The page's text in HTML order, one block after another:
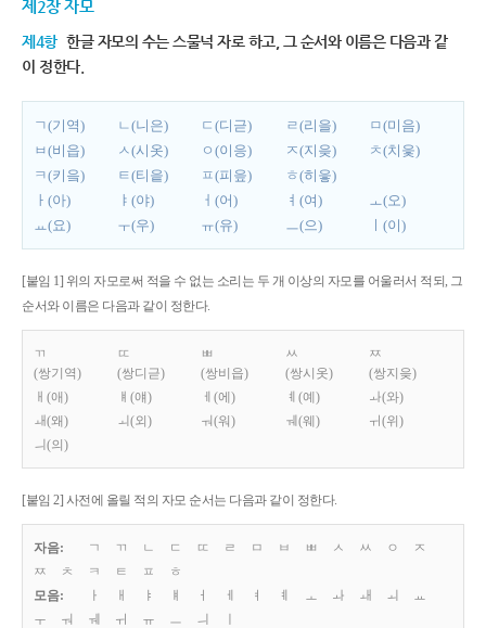
제2장 자모
제4항 한글 자모의 수는 스물넉 자로 하고, 그 순서와 이름은 다음과 같
이 정한다.
ㄱ(기역) ㄴ(니은) ㄷ(디귿) ㄹ(리을)
ㅁ(미음)
ㅂ(비읍)
ㅅ(시옷) ㅇ(이응) ㅈ(지읒)
ㅊ(치읓)
ㅋ(키읔)
ㅌ(티읕) ㅍ(피읖)
ㅎ(히읗)
ㅏ(아)
ㅑ(야) ㅓ(어) ㅕ(여)
ㅗ(오)
ㅛ(요)
ㅜ(우) ㅠ(유) ㅡ(으) ㅣ(이)
[붙임 1] 위의 자모로써 적을 수 없는 소리는 두 개 이상의 자모를 어울러서 적되, 그
순서와 이름은 다음과 같이 정한다.
ㄲ
(쌍기역)
ㄸ
(쌍디귿)
ㅃ
(쌍비읍)
ㅆ
(쌍시옷)
ㅉ
(쌍지읒)
ㅐ(애)
ㅒ(얘) ㅔ(에) ㅖ(예)
ㅘ(와)
ㅙ(왜)
ㅚ(외) ㅝ(워) ㅞ(웨)
ㅟ(위)
ㅢ(의)
[붙임 2] 사전에 올릴 적의 자모 순서는 다음과 같이 정한다.
자음: ㄱ ㄲ ㄴ ㄷ ㄸ ㄹ ㅁ ㅂ ㅃ ㅅ ㅆ ㅇ
ㅈ
ㅉ
ㅊ ㅋ ㅌ ㅍ
ㅎ
모음:
ㅏ ㅐ ㅑ ㅒ ㅓ ㅔ ㅕ ㅖ ㅗ ㅘ ㅙ ㅚ
ㅛ
ㅜ
ㅝ ㅞ ㅟ ㅠ ㅡ ㅢ